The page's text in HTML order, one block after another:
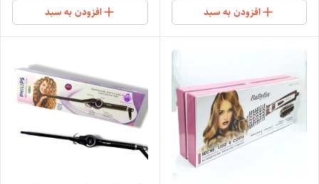
افزودن به سبد افزودن به سبد